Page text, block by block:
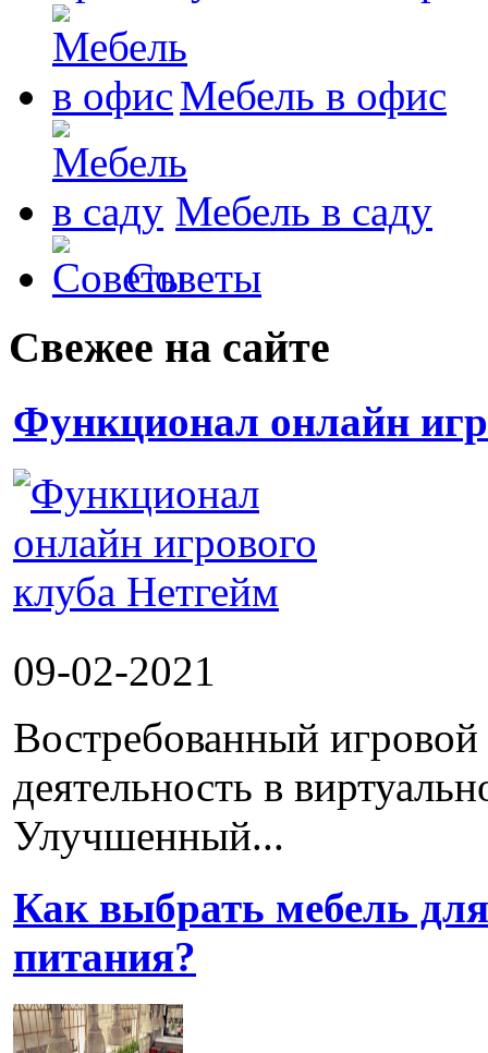
Мебель в офис
Мебель в саду
Советы
Свежее на сайте
Функционал онлайн
09-02-2021
Востребованный
деятельность в
Улучшенный...
Как выбрать мебель
питания?